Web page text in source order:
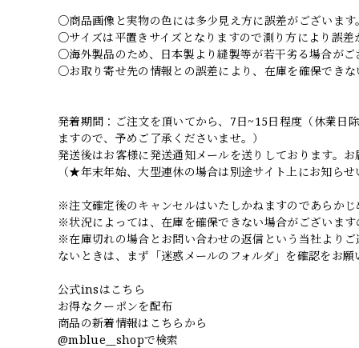
○商品画像と実物の色には多少見え方に誤差がございます
○サイズは平置きサイズとなりますので測り方により誤差
○海外製品のため、日本製より縫製等が若干劣る場合がご
○お取り寄せ先の情報との誤差により、在庫を確保でき
発着期間：ご注文を頂いてから、7日~15日程度（休業日
ますので、予めご了承くださいませ。）
発送後はお客様に発送通知メールを送りしております。
（★年末年始、大型連休の場合は別途サイト上にお知ら
※注文確定後のキャンセルはいたしかねますのであらか
※状況によっては、在庫を確保できない場合がございま
※在庫切れの場合とお問い合わせの返信という当社より
ないときは、まず「迷惑メールのフォルダ」を確認をお願
公式insはこちら
お得なクーポンを配布
商品の新着情報はこちらから
@mblue__shopで検索